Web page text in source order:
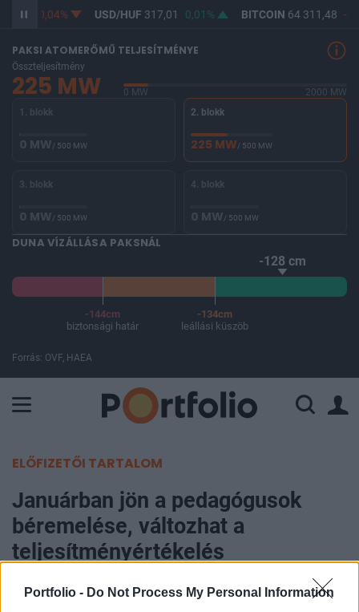
Portfolio - Do Not Process My Personal Information
-0,04% USD/HUF317,01 0,01% BITCOIN64 311,48 -
PAKSI ATOMERŐMŰ TELJESÍTMÉNYE
Összteljesítmény
225 MW 0 MW
2000 MW
1. blokk
0 MW/ 500 MW
2. blokk
225 MW/ 500 MW
3. blokk
0 MW/ 500 MW
4. blokk
0 MW/ 500 MW
DUNA VÍZÁLLÁSA PAKSNÁL
-128 cm
-144cm
biztonsági határ
-134cm
leállási küszöb
Forrás: OVF, HAEA
ELŐFIZETŐI TARTALOM
Januárban jön a pedagógusok
béremelése, változhat a
teljesítményértékelés
Portfolio